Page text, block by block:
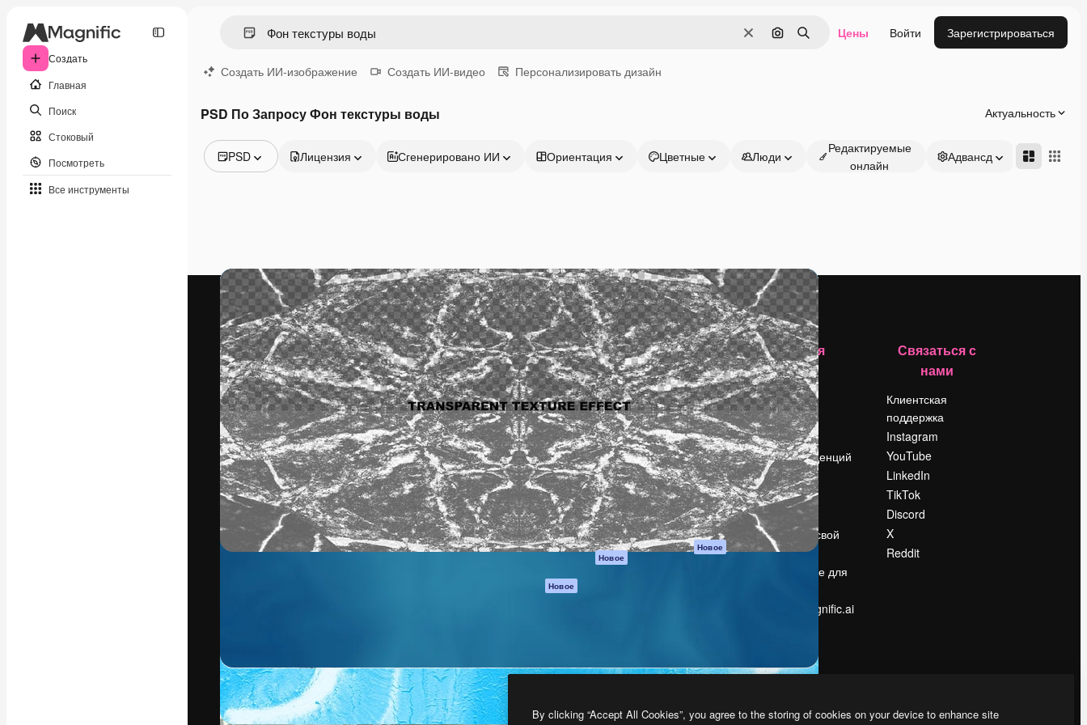
Создать
Главная
Поиск
Стоковый
Посмотреть
Все инструменты
ОчиститьПоиск по изображению
Поиск Цены Войти Зарегистрироваться
Создать ИИ-изображение Создать ИИ-видео Персонализировать дизайн
PSD По Запросу Фон текстуры воды Актуальность
PSD
Видео
Видеоролик
Моушн-дизайн
Видеошаблоны
Иконки
3D-модели
Шрифты
Лицензия Сгенерировано ИИ Ориентация Цветные Люди
Редактируемые
онлайн
Адвансд
Креативная платформа для создания
ваших лучших работ. Более 1 миллиона
подписчиков среди креаторов,
предприятий, агентств и студий.
Pусский
Продукция
Spaces
ИИ-помощник
Генератор
изображений ИИ
Генератор видео
ИИ
Генератор голоса
на основе ИИ
Стоковый контент
MCP для
Новое
Новое
Magnific
Начать
Academy
Документация по
Пакету ИИ
Служба
поддержки
Условия и
положения
Политика
конфиденциальности
Оригиналы Новое
Компания
Цены
О нас
Reviews
Вакансии
Поиск тенденций
Блог
События
Slidesgo
Продайте свой
контент
Помещение для
Ищете magnific.ai
Связаться с
нами
Клиентская
поддержка
Instagram
YouTube
LinkedIn
TikTok
Discord
X
Reddit
By clicking “Accept All Cookies”, you agree to the storing of cookies on your device to enhance site